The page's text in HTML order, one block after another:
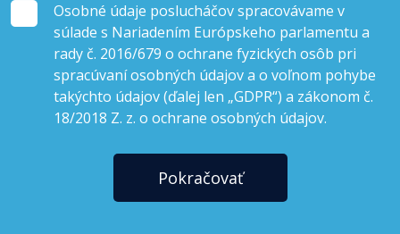
Osobné údaje poslucháčov spracovávame v
súlade s Nariadením Európskeho parlamentu a
rady č. 2016/679 o ochrane fyzických osôb pri
spracúvaní osobných údajov a o voľnom pohybe
takýchto údajov (ďalej len „GDPR“) a zákonom č.
18/2018 Z. z. o ochrane osobných údajov.
Pokračovať